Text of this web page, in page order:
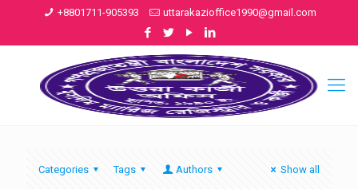
+8801711-905393 uttarakazioffice1990@gmail.com
Categories Tags Authors Show all